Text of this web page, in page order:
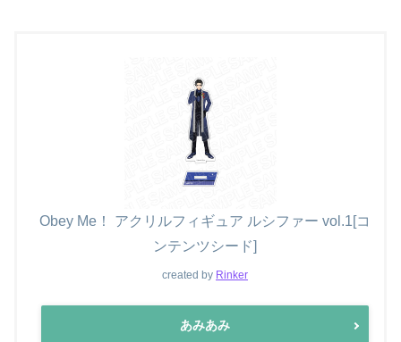
Obey Me！ アクリルフィギュア ルシファー vol.1[コ
ンテンツシード]
created by Rinker
あみあみ